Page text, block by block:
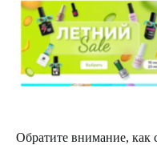
Обратите внимание, как